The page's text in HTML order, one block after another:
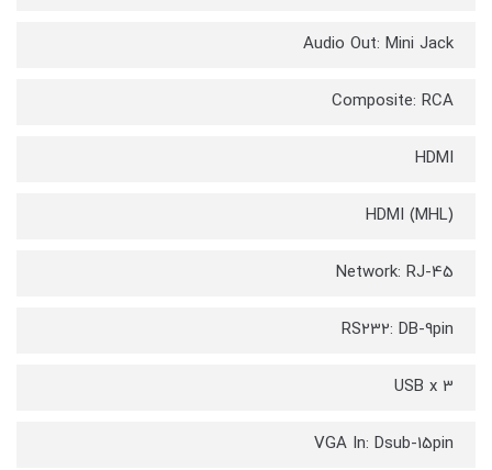
Audio Out: Mini Jack
Composite: RCA
HDMI
HDMI (MHL)
Network: RJ-45
RS232: DB-9pin
USB x 3
VGA In: Dsub-15pin